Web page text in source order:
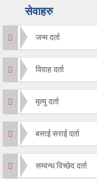
सेवाहरु
जन्म दर्ता
विवाह दर्ता
मृत्यु दर्ता
बसाई सराई दर्ता
सम्वन्ध विच्छेद दर्ता